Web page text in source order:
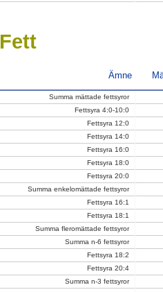
Fett
Ämne
Summa mättade fettsyror
Fettsyra 4:0-10:0
Fettsyra 12:0
Fettsyra 14:0
Fettsyra 16:0
Fettsyra 18:0
Fettsyra 20:0
Summa enkelomättade fettsyror
Fettsyra 16:1
Fettsyra 18:1
Summa fleromättade fettsyror
Summa n-6 fettsyror
Fettsyra 18:2
Fettsyra 20:4
Summa n-3 fettsyror